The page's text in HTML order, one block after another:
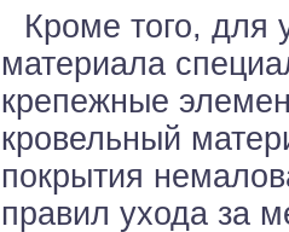
Кроме того, для
материала
крепежные
кровельный
покрытия
правил ухода за